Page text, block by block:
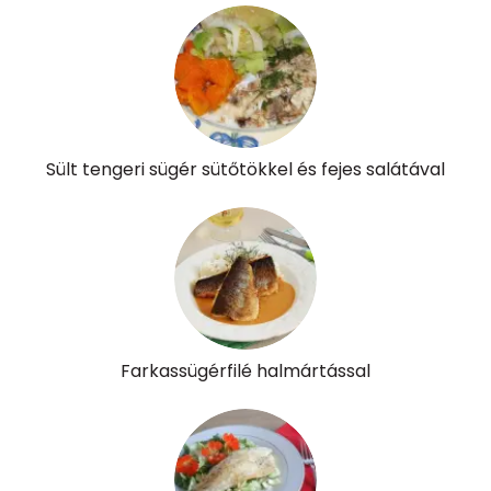
Összesen
0
A vitamin (RAE):
E vitamin:
Sült tengeri sügér sütőtökkel és fejes salátával
Farkassügérfilé halmártással